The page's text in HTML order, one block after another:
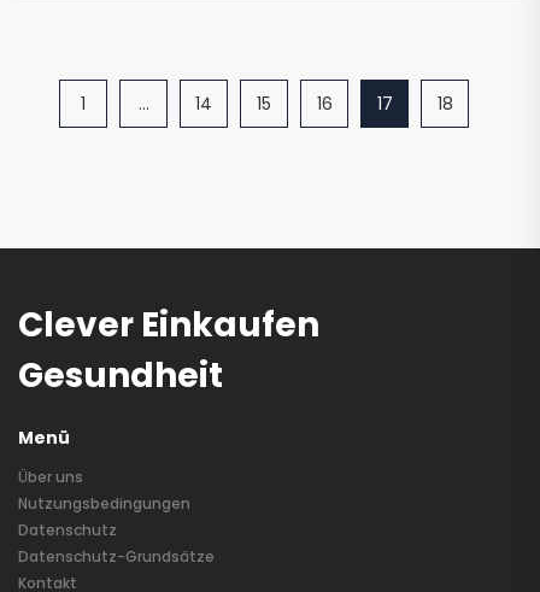
1 … 14 15 16 17 18
Clever Einkaufen
Gesundheit
Menü
Über uns
Nutzungsbedingungen
Datenschutz
Datenschutz-Grundsätze
Kontakt